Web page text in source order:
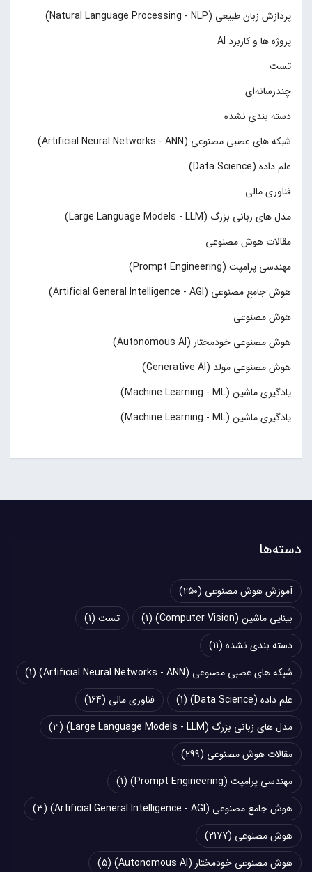
پردازش زبان طبیعی (Natural Language Processing - NLP)
پروژه ها و کاربرد AI
تست
چند‌‌رسانه‌ای
دسته بندی نشده
شبکه های عصبی مصنوعی (Artificial Neural Networks - ANN)
علم داده (Data Science)
فناوری مالی
مدل های زبانی بزرگ (Large Language Models - LLM)
مقالات هوش مصنوعی
مهندسی پرامپت (Prompt Engineering)
هوش جامع مصنوعی (Artificial General Intelligence - AGI)
هوش مصنوعی
هوش مصنوعی خودمختار (Autonomous AI)
هوش مصنوعی مولد (Generative AI)
یادگیری ماشین (Machine Learning - ML)
یادگیری ماشین (Machine Learning - ML)
دسته‌ها
آموزش هوش مصنوعی (250)
بینایی ماشین (Computer Vision)
(1) تست (1)
دسته بندی نشده (11)
شبکه های عصبی مصنوعی (Artificial Neural Networks - ANN)
(1)
علم داده (Data Science)
(1) فناوری مالی (164)
مدل های زبانی بزرگ (Large Language Models - LLM)
(3)
مقالات هوش مصنوعی (299)
مهندسی پرامپت (Prompt Engineering)
(1)
هوش جامع مصنوعی (Artificial General Intelligence - AGI)
(3)
هوش مصنوعی (2177)
هوش مصنوعی خودمختار (Autonomous AI)
(5)